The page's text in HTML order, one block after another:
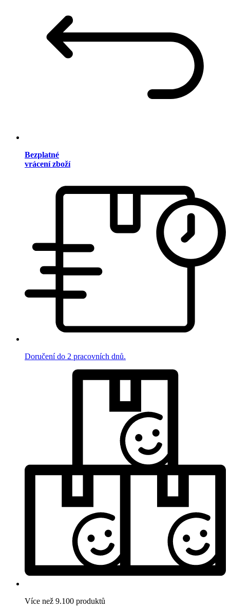
Bezplatné
vrácení zboží
Doručení do 2 pracovních dnů.
Více než 9.100 produktů